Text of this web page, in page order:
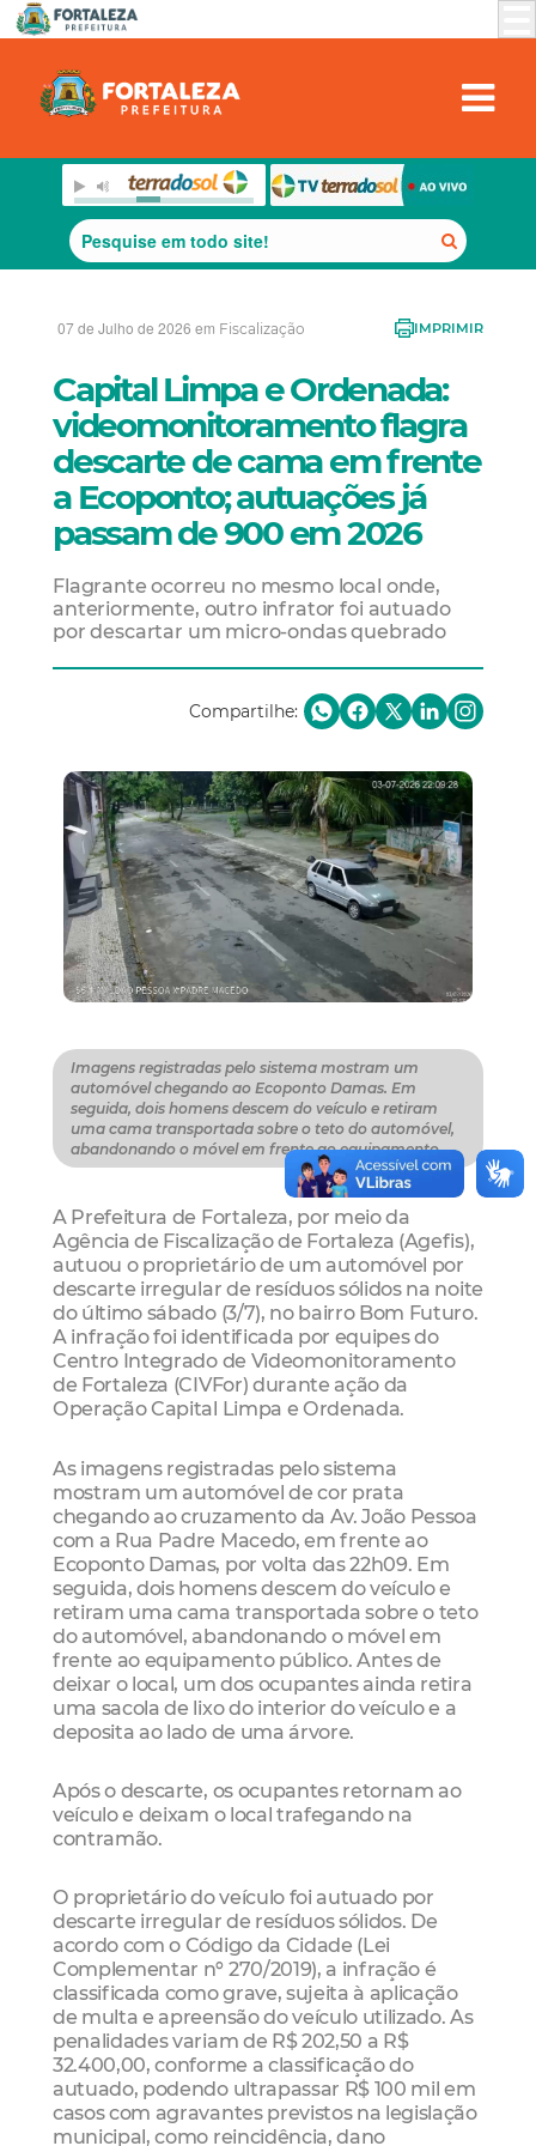
07 de Julho de 2026 em Fiscalização IMPRIMIR
Capital Limpa e Ordenada:
videomonitoramento flagra
descarte de cama em frente
a Ecoponto; autuações já
passam de 900 em 2026
Flagrante ocorreu no mesmo local onde,
anteriormente, outro infrator foi autuado
por descartar um micro-ondas quebrado
Compartilhe:
Imagens registradas pelo sistema mostram um
automóvel chegando ao Ecoponto Damas. Em
seguida, dois homens descem do veículo e retiram
uma cama transportada sobre o teto do automóvel,
abandonando o móvel em frente ao equipamento
A Prefeitura de Fortaleza, por meio da
Agência de Fiscalização de Fortaleza (Agefis),
autuou o proprietário de um automóvel por
descarte irregular de resíduos sólidos na noite
do último sábado (3/7), no bairro Bom Futuro.
A infração foi identificada por equipes do
Centro Integrado de Videomonitoramento
de Fortaleza (CIVFor) durante ação da
Operação Capital Limpa e Ordenada.
As imagens registradas pelo sistema
mostram um automóvel de cor prata
chegando ao cruzamento da Av. João Pessoa
com a Rua Padre Macedo, em frente ao
Ecoponto Damas, por volta das 22h09. Em
seguida, dois homens descem do veículo e
retiram uma cama transportada sobre o teto
do automóvel, abandonando o móvel em
frente ao equipamento público. Antes de
deixar o local, um dos ocupantes ainda retira
uma sacola de lixo do interior do veículo e a
deposita ao lado de uma árvore.
Após o descarte, os ocupantes retornam ao
veículo e deixam o local trafegando na
contramão.
O proprietário do veículo foi autuado por
descarte irregular de resíduos sólidos. De
acordo com o Código da Cidade (Lei
Complementar nº 270/2019), a infração é
classificada como grave, sujeita à aplicação
de multa e apreensão do veículo utilizado. As
penalidades variam de R$ 202,50 a R$
32.400,00, conforme a classificação do
autuado, podendo ultrapassar R$ 100 mil em
casos com agravantes previstos na legislação
municipal, como reincidência, dano